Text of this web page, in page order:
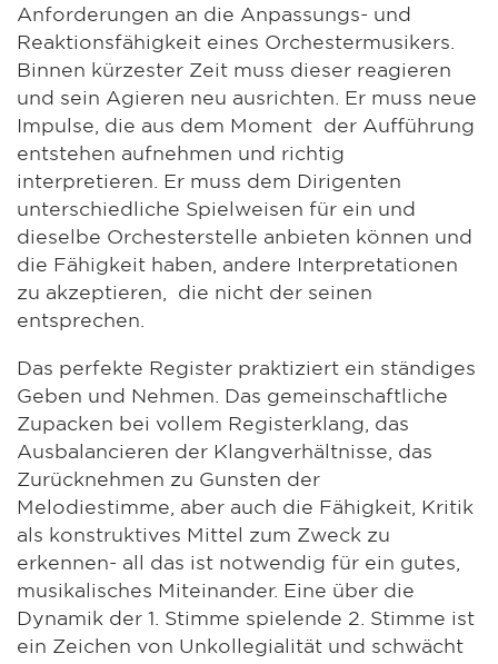
Anforderungen an die Anpassungs- und
Reaktionsfähigkeit eines Orchestermusikers.
Binnen kürzester Zeit muss dieser reagieren
und sein Agieren neu ausrichten. Er muss neue
Impulse, die aus dem Moment der Aufführung
entstehen aufnehmen und richtig
interpretieren. Er muss dem Dirigenten
unterschiedliche Spielweisen für ein und
dieselbe Orchesterstelle anbieten können und
die Fähigkeit haben, andere Interpretationen
zu akzeptieren, die nicht der seinen
entsprechen.
Das perfekte Register praktiziert ein ständiges
Geben und Nehmen. Das gemeinschaftliche
Zupacken bei vollem Registerklang, das
Ausbalancieren der Klangverhältnisse, das
Zurücknehmen zu Gunsten der
Melodiestimme, aber auch die Fähigkeit, Kritik
als konstruktives Mittel zum Zweck zu
erkennen- all das ist notwendig für ein gutes,
musikalisches Miteinander. Eine über die
Dynamik der 1. Stimme spielende 2. Stimme ist
ein Zeichen von Unkollegialität und schwächt